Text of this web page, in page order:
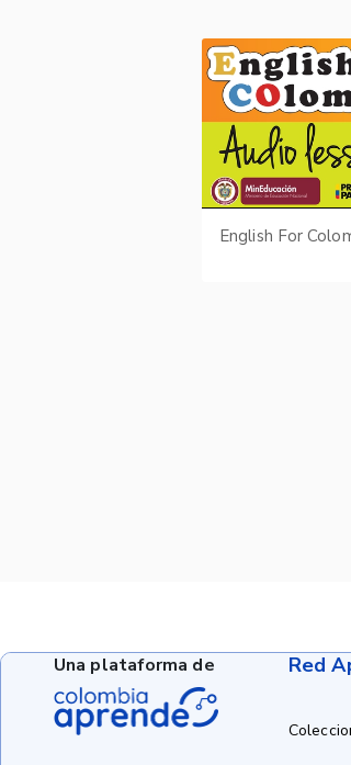
English For
Red
Una plataforma de